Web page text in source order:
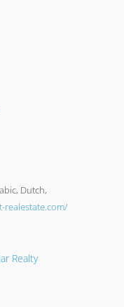
Dutch,
realestate.com/
Realty